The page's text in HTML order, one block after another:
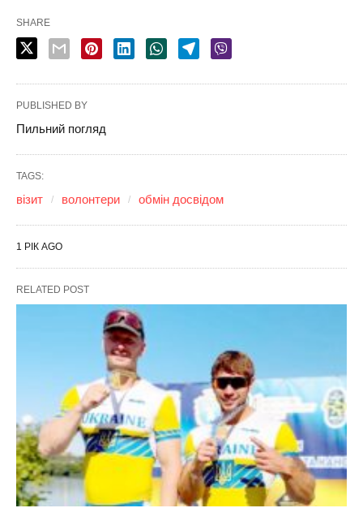
SHARE
PUBLISHED BY
Пильний погляд
TAGS:
візит волонтери обмін досвідом
1 РІК AGO
RELATED POST